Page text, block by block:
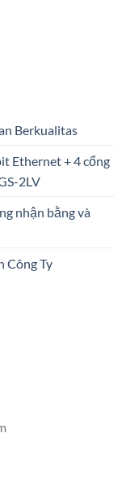
Berkualitas
Ethernet + 4 cổng
2LV
nhận bằng và
Công Ty